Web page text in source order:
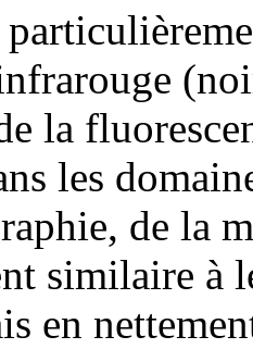
la
les
de la
similaire à
en